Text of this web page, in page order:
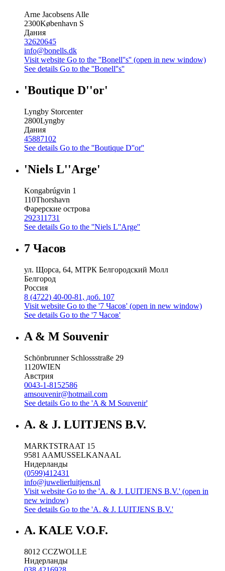
Arne Jacobsens Alle
2300København S
Дания
32620645
info@bonells.dk
Visit website Go to the ''Bonell''s'' (open in new window)
See details Go to the ''Bonell''s''
'Boutique D''or'
Lyngby Storcenter
2800Lyngby
Дания
45887102
See details Go to the ''Boutique D''or''
'Niels L''Arge'
Kongabrúgvin 1
110Thorshavn
Фарерские острова
292311731
See details Go to the ''Niels L''Arge''
7 Часов
ул. Щорса, 64, МТРК Белгородский Молл
Белгород
Россия
8 (4722) 40-00-81, доб. 107
Visit website Go to the '7 Часов' (open in new window)
See details Go to the '7 Часов'
A & M Souvenir
Schönbrunner Schlossstraße 29
1120WIEN
Австрия
0043-1-8152586
amsouvenir@hotmail.com
See details Go to the 'A & M Souvenir'
A. & J. LUITJENS B.V.
MARKTSTRAAT 15
9581 AAMUSSELKANAAL
Нидерланды
(0599)412431
info@juwelierluitjens.nl
Visit website Go to the 'A. & J. LUITJENS B.V.' (open in
new window)
See details Go to the 'A. & J. LUITJENS B.V.'
A. KALE V.O.F.
8012 CCZWOLLE
Нидерланды